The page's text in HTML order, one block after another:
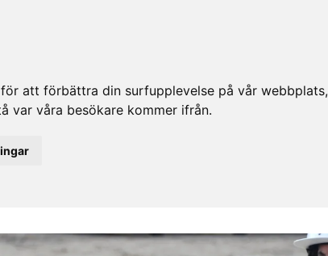
att förbättra din surfupplevelse på vår
var våra besökare kommer ifrån.